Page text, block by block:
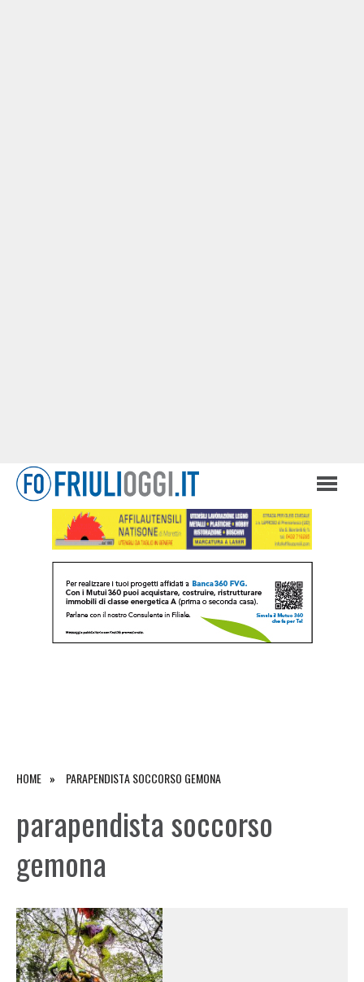
HOME PARAPENDISTA SOCCORSO GEMONA
parapendista soccorso
gemona